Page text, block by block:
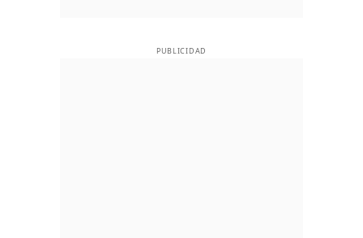
PUBLICIDAD